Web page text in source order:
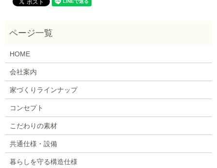
HOME
会社案内
家づくりラインナップ
コンセプト
こだわりの素材
共通仕様・設備
暮らしを守る構造仕様